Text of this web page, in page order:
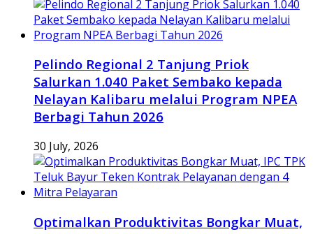
Pelindo Regional 2 Tanjung Priok
Salurkan 1.040 Paket Sembako kepada
Nelayan Kalibaru melalui Program NPEA
Berbagi Tahun 2026
30 July, 2026
Optimalkan Produktivitas Bongkar Muat,